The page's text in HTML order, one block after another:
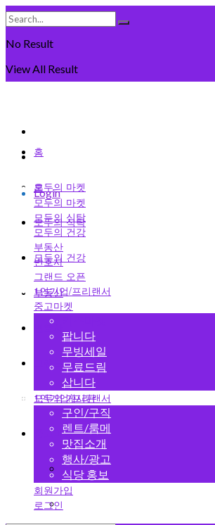
No Result
View All Result
로그인
Login
홈
모두의 마켓
모두의 식탁
모두의 건강
부동산
변호사
그랜드 오픈
1인기업/프리랜서
중고마켓
키즈마켓
홈
모두의 마켓
모두의 식탁
모두의 건강
부동산
변호사
그랜드 오픈
1인기업/프리랜서
중고마켓
팝니다
무빙세일
무료드림
삽니다
모두의 게시판
구인/구직
렌트/룸메
맛집소개
행사/광고
식당 홍보
회원가입
로그인